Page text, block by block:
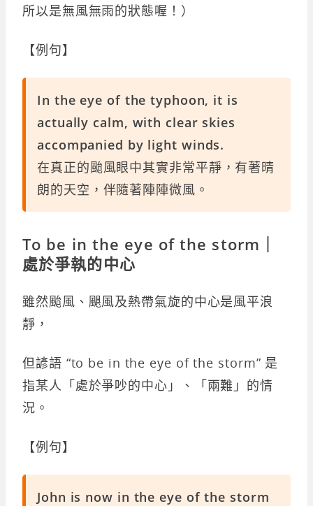
所以是無風無雨的狀態喔！）
【例句】
In the eye of the typhoon, it is
actually calm, with clear skies
accompanied by light winds.
在真正的颱風眼中其實非常平靜，有著晴
朗的天空，伴隨著陣陣微風。
To be in the eye of the storm｜
處於爭執的中心
雖然颱風、颶風及熱帶氣旋的中心是風平浪
靜，
但諺語 “to be in the eye of the storm” 是
指某人「處於爭吵的中心」、「兩難」的情
況。
【例句】
John is now in the eye of the storm